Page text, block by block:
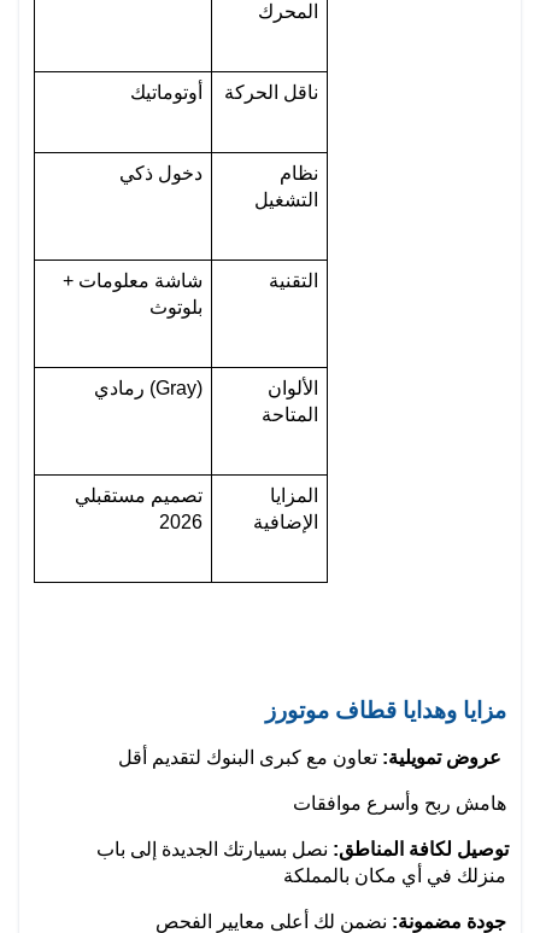
المحرك
أوتوماتيك ناقل الحركة
دخول ذكي
التشغيل
شاشة معلومات +
بلوتوث
التقنية
رمادي (Gray)
المتاحة
2026
الإضافية
مزايا وهدايا قطاف موتورز
عروض تمويلية:
هامش ربح وأسرع موافقات
توصيل لكافة المناطق:
منزلك في أي مكان بالمملكة
جودة مضمونة: